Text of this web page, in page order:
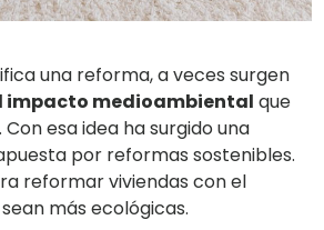
una reforma, a veces surgen
impacto medioambiental que
esa idea ha surgido una
por reformas sostenibles.
reformar viviendas con el
más ecológicas.